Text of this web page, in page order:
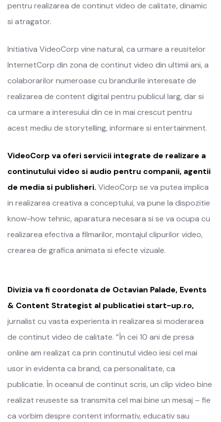
pentru realizarea de continut video de calitate, dinamic
si atragator.
Initiativa VideoCorp vine natural, ca urmare a reusitelor
InternetCorp din zona de continut video din ultimii ani, a
colaborarilor numeroase cu brandurile interesate de
realizarea de content digital pentru publicul larg, dar si
ca urmare a interesului din ce in mai crescut pentru
acest mediu de storytelling, informare si entertainment.
VideoCorp va oferi servicii integrate de realizare a
continutului video si audio pentru companii, agentii
de media si publisheri. VideoCorp se va putea implica
in realizarea creativa a conceptului, va pune la dispozitie
know-how tehnic, aparatura necesara si se va ocupa cu
realizarea efectiva a filmarilor, montajul clipurilor video,
crearea de grafica animata si efecte vizuale.
Divizia va fi coordonata de Octavian Palade, Events
& Content Strategist al publicatiei start-up.ro,
jurnalist cu vasta experienta in realizarea si moderarea
de continut video de calitate. ”În cei 10 ani de presa
online am realizat ca prin continutul video iesi cel mai
usor in evidenta ca brand, ca personalitate, ca
publicatie. În oceanul de continut scris, un clip video bine
realizat reuseste sa transmita cel mai bine un mesaj – fie
ca vorbim despre content informativ, educativ sau